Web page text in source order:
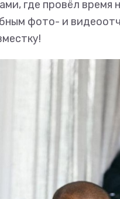
где провёл время
фото- и